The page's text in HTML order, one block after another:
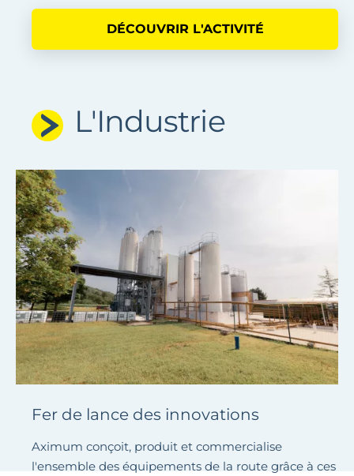
DÉCOUVRIR L'ACTIVITÉ
L'Industrie
Fer de lance des innovations
Aximum conçoit, produit et commercialise
l'ensemble des équipements de la route grâce à ces